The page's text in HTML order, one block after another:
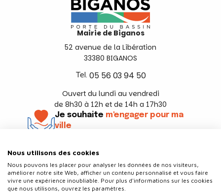
Mairie de Biganos
52 avenue de la Libération
33380 BIGANOS
Tel. 05 56 03 94 50
Ouvert du lundi au vendredi
de 8h30 à 12h et de 14h a 17h30
Je souhaite m'engager pour ma
ville
Nous utilisons des cookies
Nous pouvons les placer pour analyser les données de nos visiteurs,
améliorer notre site Web, afficher un contenu personnalisé et vous faire
vivre une expérience inoubliable. Pour plus d'informations sur les cookies
que nous utilisons, ouvrez les paramètres.